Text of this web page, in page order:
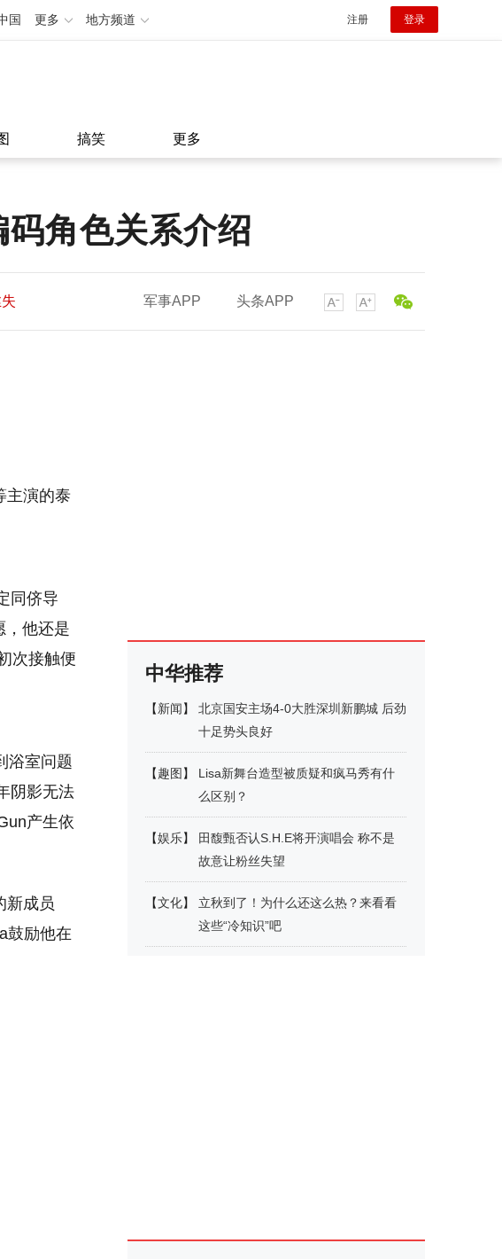
国 更多 地方频道 注册 登录
搞笑 更多
角色关系介绍
军事APP 头条APP
主演的泰
同侪导
，他还是
次接触便
浴室问题
阴影无法
产生依
新成员
鼓励他在
中华推荐
【新闻】
北京国安主场4-0大胜深圳新鹏城 后劲
十足势头良好
【趣图 】
Lisa新舞台造型被质疑和疯马秀有什
么区别？
【娱乐】
田馥甄否认S.H.E将开演唱会 称不是
故意让粉丝失望
【文化】
立秋到了！为什么还这么热？来看看
这些“冷知识”吧